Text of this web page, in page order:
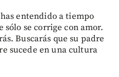
entendido a tiempo
se corrige con amor.
Buscarás que su padre
sucede en una cultura